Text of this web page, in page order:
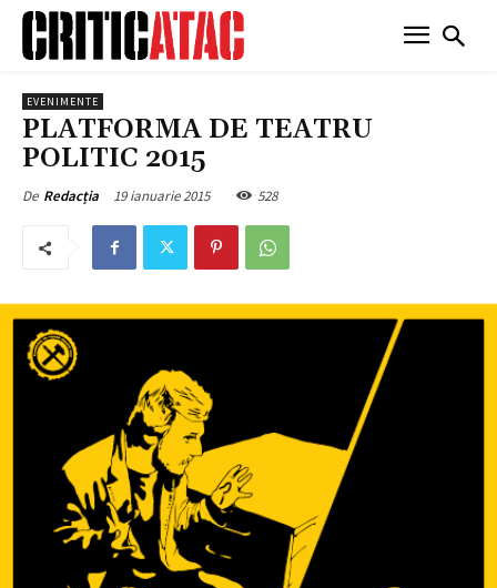
EVENIMENTE
PLATFORMA DE TEATRU
POLITIC 2015
De Redacția 19 ianuarie 2015 528